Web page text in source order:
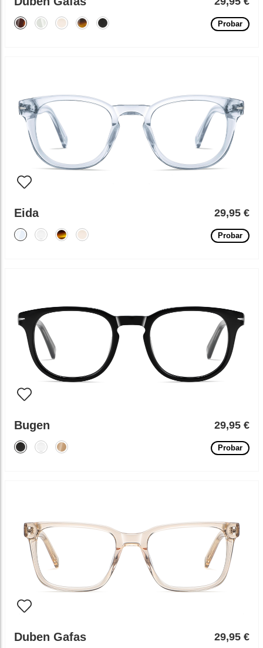
Probar
Eida 29,95 €
Probar
Bugen 29,95 €
Probar
Duben Gafas 29,95 €